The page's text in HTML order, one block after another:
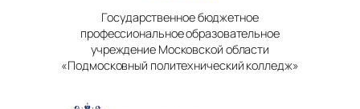
Государственное бюджетное
профессиональное образовательное
учреждение Московской области
«Подмосковный политехнический колледж»